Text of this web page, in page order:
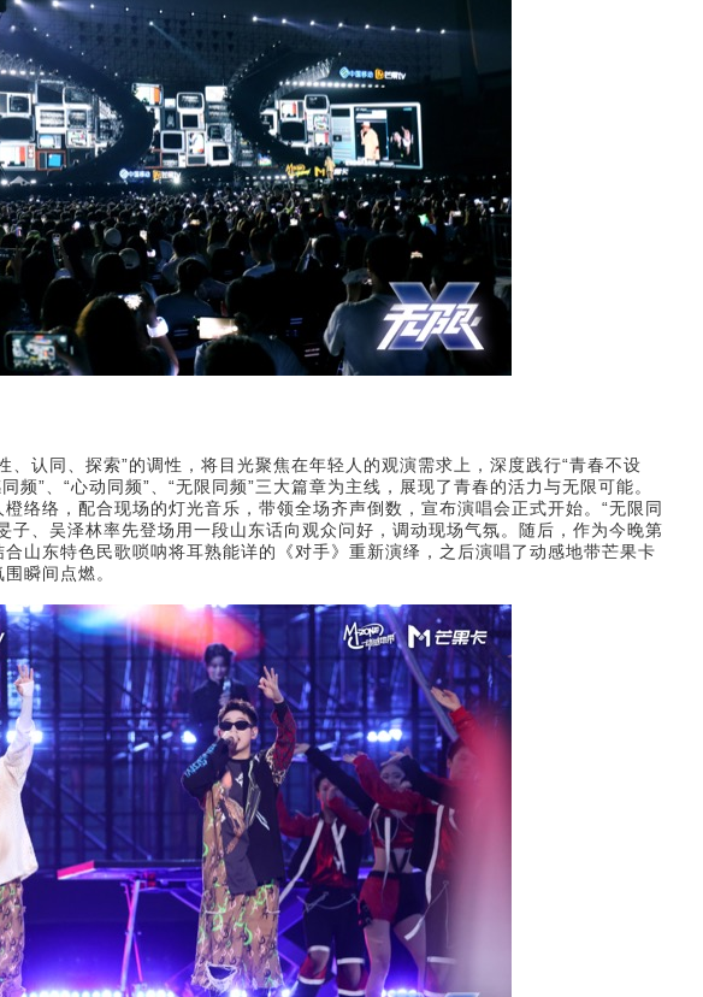
、认同、探索”的调性，将目光聚焦在年轻人的观演需求上，深度践行“青春不设
频”、“心动同频”、“无限同频”三大篇章为主线，展现了青春的活力与无限可能。
络络，配合现场的灯光音乐，带领全场齐声倒数，宣布演唱会正式开始。“无限同
子、吴泽林率先登场用一段山东话向观众问好，调动现场气氛。随后，作为今晚第
山东特色民歌唢呐将耳熟能详的《对手》重新演绎，之后演唱了动感地带芒果卡
瞬间点燃。